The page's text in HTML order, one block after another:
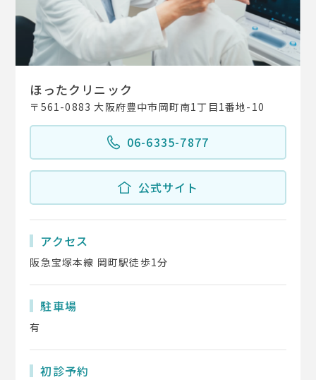
ほったクリニック
〒561-0883 大阪府豊中市岡町南1丁目1番地-10
06-6335-7877
公式サイト
アクセス
阪急宝塚本線 岡町駅徒歩1分
駐車場
有
初診予約